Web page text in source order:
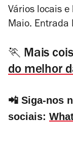
Vários locais
Maio. Entrada
🏃 Mais
do melhor
📲 Siga-nos
sociais: